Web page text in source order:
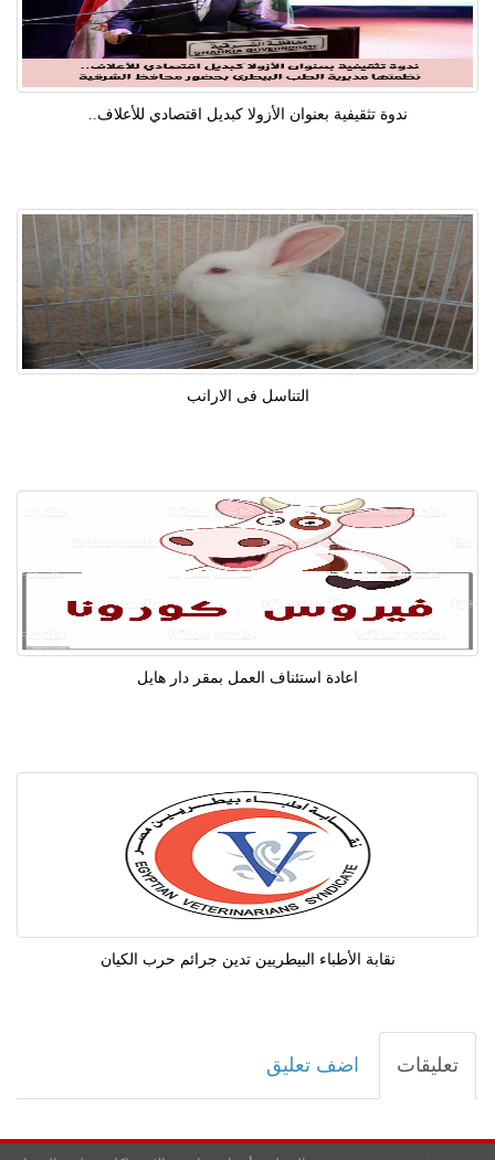
ندوة تثقيفية بعنوان الأزولا كبديل اقتصادي للأعلاف..
التناسل فى الارانب
اعادة استئناف العمل بمقر دار هايل
نقابة الأطباء البيطريين تدين جرائم حرب الكيان
تعليقات اضف تعليق